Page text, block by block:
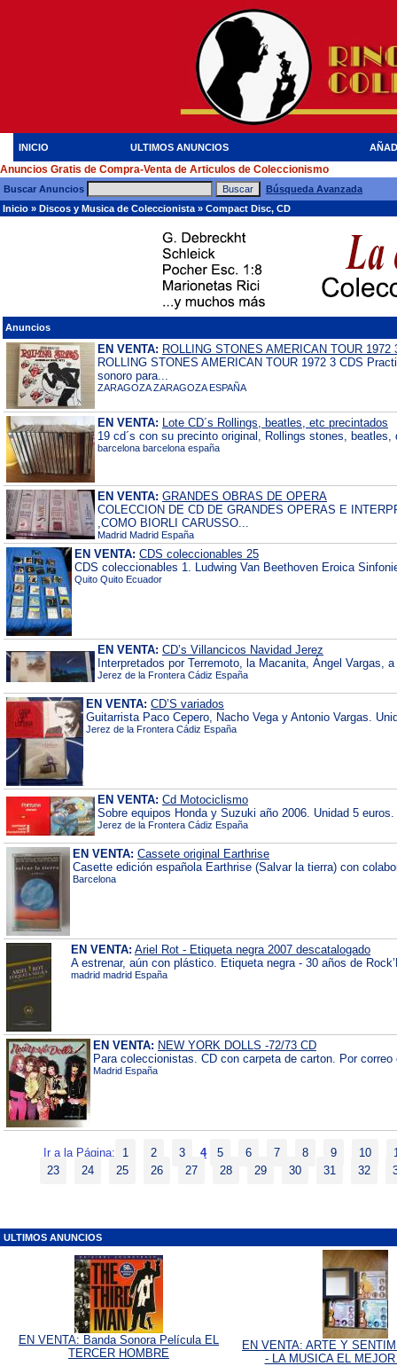
INICIO ULTIMOS ANUNCIOS
Anuncios Gratis de Compra-Venta de Articulos de Coleccionismo
Buscar Anuncios
Búsqueda Avanzada
Inicio » Discos y Musica de Coleccionista » Compact Disc, CD
Anuncios
EN VENTA: ROLLING STONES AMERICAN TOUR 1972
ROLLING STONES AMERICAN TOUR 1972 3 CDS
sonoro para...
ZARAGOZA ZARAGOZA ESPAÑA
EN VENTA: Lote CD´s Rollings, beatles, etc precintados
19 cd´s con su precinto original, Rollings stones,
barcelona barcelona españa
EN VENTA: GRANDES OBRAS DE OPERA
COLECCION DE CD DE GRANDES OPERAS E
,COMO BIORLI CARUSSO...
Madrid Madrid España
EN VENTA: CDS coleccionables 25
CDS coleccionables 1. Ludwing Van Beethoven Eroica
Quito Quito Ecuador
EN VENTA: CD’s Villancicos Navidad Jerez
Interpretados por Terremoto, la Macanita, Ángel Vargas,
Jerez de la Frontera Cádiz España
EN VENTA: CD’S variados
Guitarrista Paco Cepero, Nacho Vega y Antonio Vargas.
Jerez de la Frontera Cádiz España
EN VENTA: Cd Motociclismo
Sobre equipos Honda y Suzuki año 2006. Unidad 5 euros.
Jerez de la Frontera Cádiz España
EN VENTA: Cassete original Earthrise
Casette edición española Earthrise (Salvar la tierra) con
Barcelona
EN VENTA: Ariel Rot - Etiqueta negra 2007 descatalogado
A estrenar, aún con plástico. Etiqueta negra - 30 años de
madrid madrid España
EN VENTA: NEW YORK DOLLS -72/73 CD
Para coleccionistas. CD con carpeta de carton. Por
Madrid España
Ir a la Página: 1 2 3 4 5 6 7 8 9 10
23
24 25 26 27 28 29 30 31 32
ULTIMOS ANUNCIOS
EN VENTA: Banda Sonora Película EL
TERCER HOMBRE
EN VENTA: ARTE Y
- LA MUSICA EL